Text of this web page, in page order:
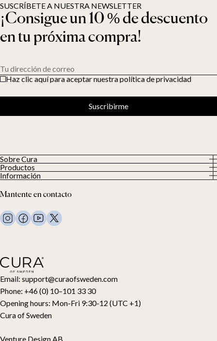
Email: support@curaofsweden.com
Phone: +46 (0) 10–101 33 30
Opening hours: Mon-Fri 9:30-12 (UTC +1)
Cura of Sweden
Venture Design AB
Sobre Cura
Sobre nosotros
Nuestros clientes
Productos
Todos los productos
Edredones con peso
Ropa de cama
Almohadas y más
Cubrecolchones
Tarjeta regalo
Información
Términos y condiciones
FAQ
Contacto
Mantente en contacto
SUSCRÍBETE A NUESTRA NEWSLETTER
¡Consigue un 10 % de descuento
en tu próxima compra!
Tu dirección de correo
Haz clic aquí para aceptar nuestra política de privacidad
Suscribirme